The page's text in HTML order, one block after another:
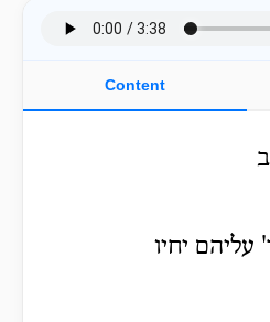
Content
יחיו